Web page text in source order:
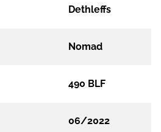
Dethleffs
Nomad
490 BLF
06/2022